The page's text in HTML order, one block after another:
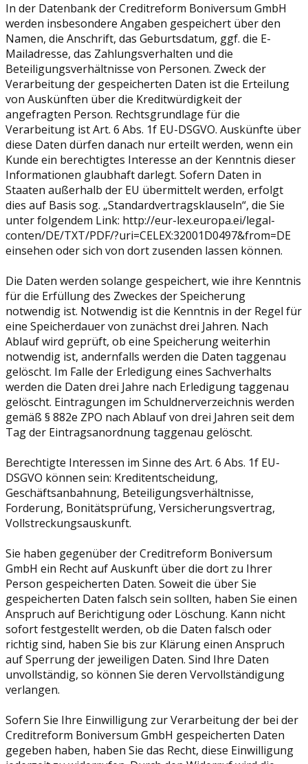
In der Datenbank der Creditreform Boniversum GmbH
werden insbesondere Angaben gespeichert über den
Namen, die Anschrift, das Geburtsdatum, ggf. die E-
Mailadresse, das Zahlungsverhalten und die
Beteiligungsverhältnisse von Personen. Zweck der
Verarbeitung der gespeicherten Daten ist die Erteilung
von Auskünften über die Kreditwürdigkeit der
angefragten Person. Rechtsgrundlage für die
Verarbeitung ist Art. 6 Abs. 1f EU-DSGVO. Auskünfte über
diese Daten dürfen danach nur erteilt werden, wenn ein
Kunde ein berechtigtes Interesse an der Kenntnis dieser
Informationen glaubhaft darlegt. Sofern Daten in
Staaten außerhalb der EU übermittelt werden, erfolgt
dies auf Basis sog. „Standardvertragsklauseln“, die Sie
unter folgendem Link: http://eur-lex.europa.ei/legal-
conten/DE/TXT/PDF/?uri=CELEX:32001D0497&from=DE
einsehen oder sich von dort zusenden lassen können.
Die Daten werden solange gespeichert, wie ihre Kenntnis
für die Erfüllung des Zweckes der Speicherung
notwendig ist. Notwendig ist die Kenntnis in der Regel für
eine Speicherdauer von zunächst drei Jahren. Nach
Ablauf wird geprüft, ob eine Speicherung weiterhin
notwendig ist, andernfalls werden die Daten taggenau
gelöscht. Im Falle der Erledigung eines Sachverhalts
werden die Daten drei Jahre nach Erledigung taggenau
gelöscht. Eintragungen im Schuldnerverzeichnis werden
gemäß § 882e ZPO nach Ablauf von drei Jahren seit dem
Tag der Eintragsanordnung taggenau gelöscht.
Berechtigte Interessen im Sinne des Art. 6 Abs. 1f EU-
DSGVO können sein: Kreditentscheidung,
Geschäftsanbahnung, Beteiligungsverhältnisse,
Forderung, Bonitätsprüfung, Versicherungsvertrag,
Vollstreckungsauskunft.
Sie haben gegenüber der Creditreform Boniversum
GmbH ein Recht auf Auskunft über die dort zu Ihrer
Person gespeicherten Daten. Soweit die über Sie
gespeicherten Daten falsch sein sollten, haben Sie einen
Anspruch auf Berichtigung oder Löschung. Kann nicht
sofort festgestellt werden, ob die Daten falsch oder
richtig sind, haben Sie bis zur Klärung einen Anspruch
auf Sperrung der jeweiligen Daten. Sind Ihre Daten
unvollständig, so können Sie deren Vervollständigung
verlangen.
Sofern Sie Ihre Einwilligung zur Verarbeitung der bei der
Creditreform Boniversum GmbH gespeicherten Daten
gegeben haben, haben Sie das Recht, diese Einwilligung